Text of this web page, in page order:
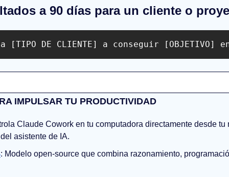
a 90 días para un cliente o
[TIPO DE CLIENTE] a conseguir
IMPULSAR TU PRODUCTIVIDAD
Claude Cowork en tu computadora directamente desde tu
asistente de IA.
: Modelo open-source que combina razonamiento,